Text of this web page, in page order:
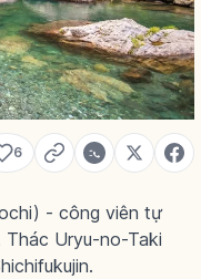
6
- công viên tự
Uryu-no-Taki